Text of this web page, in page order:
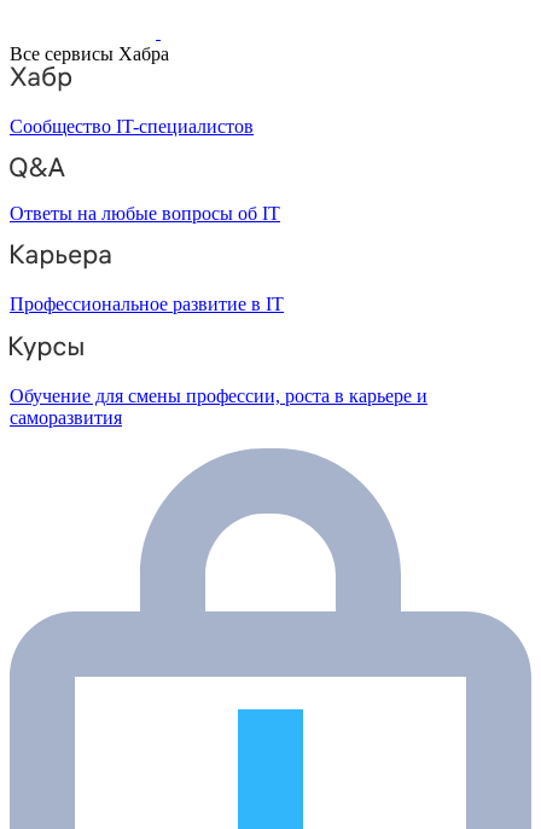
Все сервисы Хабра
Сообщество IT-специалистов
Ответы на любые вопросы об IT
Профессиональное развитие в IT
Обучение для смены профессии, роста в карьере и
саморазвития